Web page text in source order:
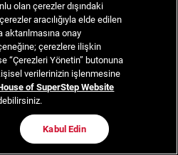
olan çerezler dışındaki
aracılığıyla elde edilen
aktarılmasına onay
çerezlere ilişkin
“Çerezleri Yönetin” butonuna
verilerinizin işlenmesine
of SuperStep Website
Kabul Edin